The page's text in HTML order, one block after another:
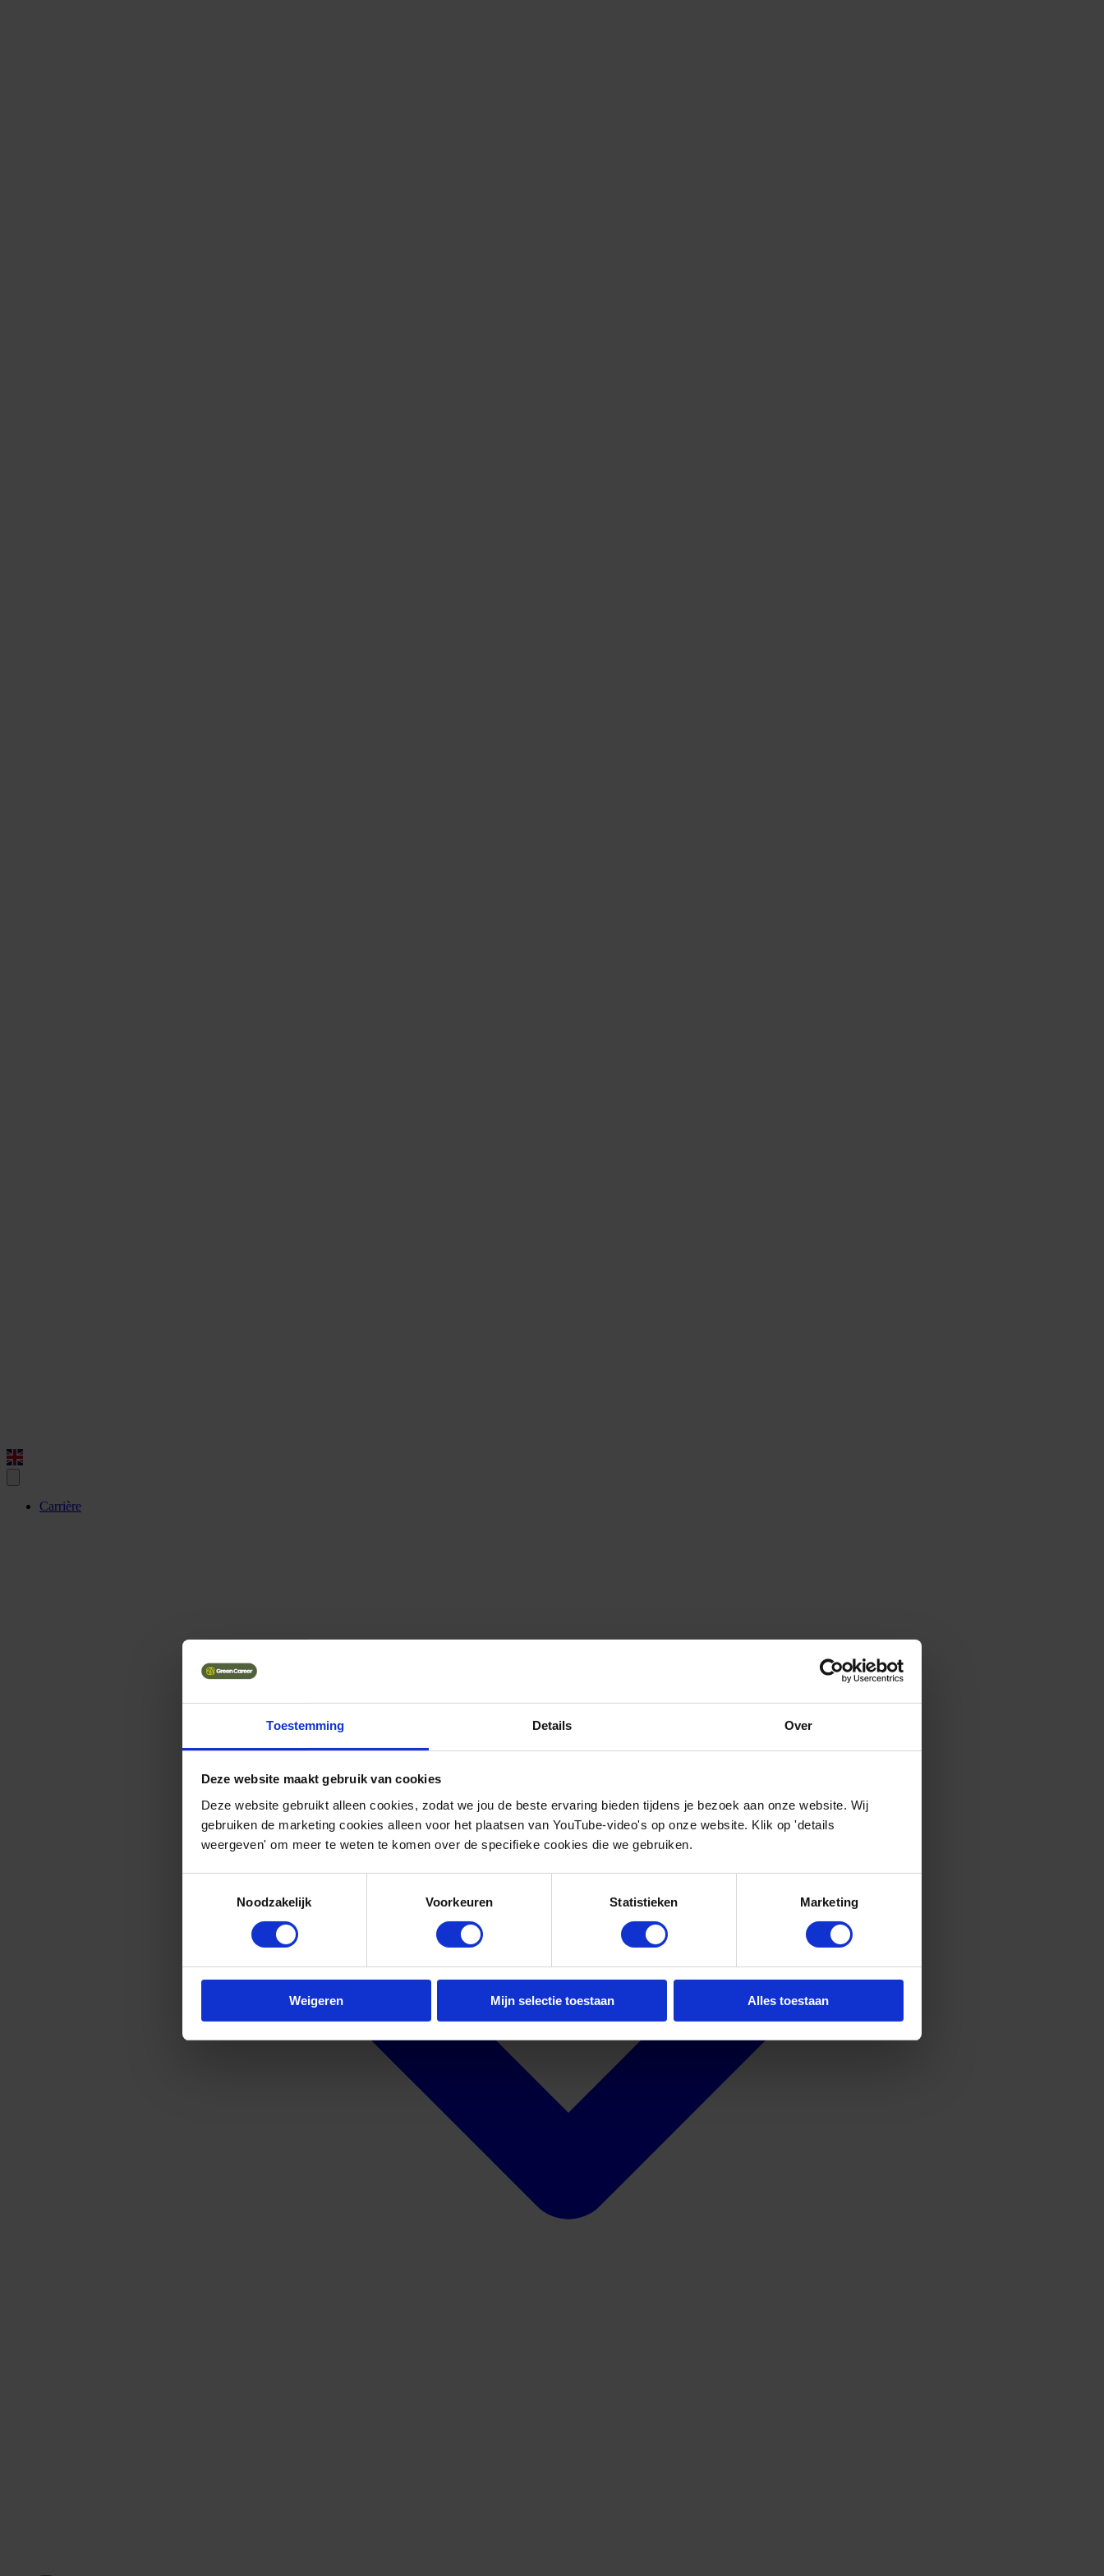
Toestemming Details Over
Deze website maakt gebruik van cookies
Deze website gebruikt alleen cookies, zodat we jou de beste ervaring bieden tijdens je bezoek aan onze website. Wij
gebruiken de marketing cookies alleen voor het plaatsen van YouTube-video's op onze website. Klik op 'details
weergeven' om meer te weten te komen over de specifieke cookies die we gebruiken.
Noodzakelijk
Voorkeuren Statistieken Marketing
Weigeren Mijn selectie toestaan Alles toestaan
Carrière